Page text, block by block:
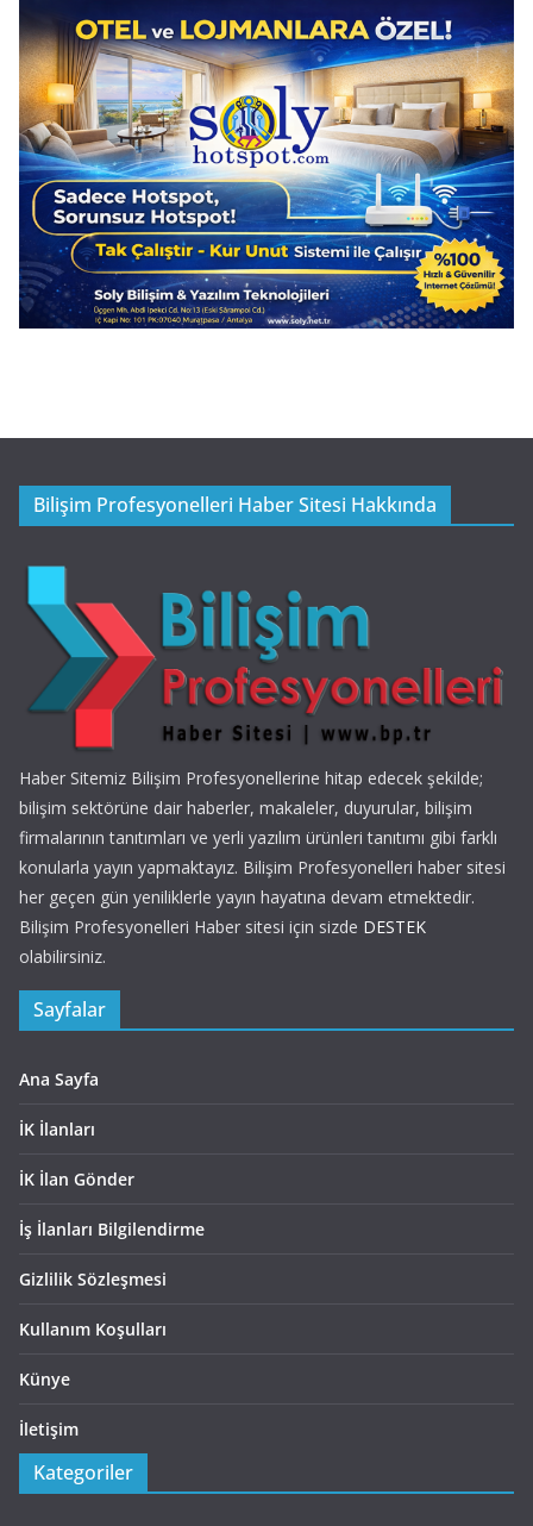
Bilişim Profesyonelleri Haber Sitesi Hakkında
Haber Sitemiz Bilişim Profesyonellerine hitap edecek şekilde;
bilişim sektörüne dair haberler, makaleler, duyurular, bilişim
firmalarının tanıtımları ve yerli yazılım ürünleri tanıtımı gibi farklı
konularla yayın yapmaktayız. Bilişim Profesyonelleri haber sitesi
her geçen gün yeniliklerle yayın hayatına devam etmektedir.
Bilişim Profesyonelleri Haber sitesi için sizde DESTEK
olabilirsiniz.
Sayfalar
Ana Sayfa
İK İlanları
İK İlan Gönder
İş İlanları Bilgilendirme
Gizlilik Sözleşmesi
Kullanım Koşulları
Künye
İletişim
Kategoriler